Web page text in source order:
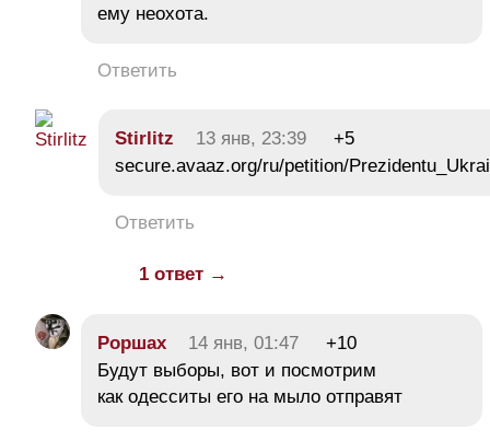
ему неохота.
Ответить
Stirlitz 13 янв, 23:39
+5
secure.avaaz.org/ru/petition/
Ответить
1 ответ →
Роршах 14 янв, 01:47
+10
Будут выборы, вот и посмотрим
как одесситы его на мыло отправят